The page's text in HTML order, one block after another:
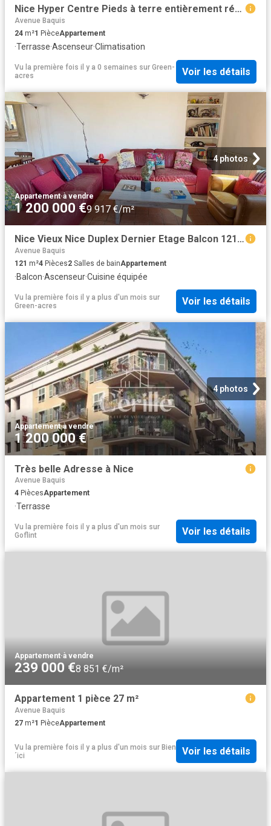
Nice Hyper Centre Pieds à terre entièrement rénovés 24m² Nice
Avenue Baquis
24 m²1 PièceAppartement
·Terrasse·Ascenseur·Climatisation
Vu la première fois il y a 0 semaines sur Green-
acres
Voir les détails
4 photos
Appartement·à vendre
1 200 000 €9 917 €/m²
Nice Vieux Nice Duplex Dernier Etage Balcon 121m² Nice
Avenue Baquis
121 m²4 Pièces2 Salles de bainAppartement
·Balcon·Ascenseur·Cuisine équipée
Vu la première fois il y a plus d'un mois sur
Green-acres
Voir les détails
4 photos
Appartement·à vendre
1 200 000 €
Très belle Adresse à Nice
Avenue Baquis
4 PiècesAppartement
·Terrasse
Vu la première fois il y a plus d'un mois sur
Goflint
Voir les détails
Appartement·à vendre
239 000 €8 851 €/m²
Appartement 1 pièce 27 m²
Avenue Baquis
27 m²1 PièceAppartement
Vu la première fois il y a plus d'un mois sur Bien
´ici
Voir les détails